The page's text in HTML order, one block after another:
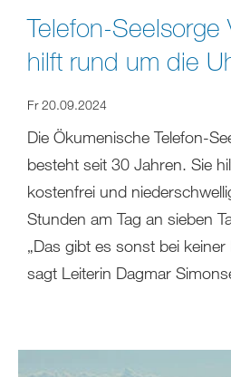
Telefon-Seelsorge
hilft rund um die
Fr 20.09.2024
Die Ökumenische Telefon-
besteht seit 30 Jahren. Sie
kostenfrei und
Stunden am Tag an sieben
„Das gibt es sonst bei keiner
sagt Leiterin Dagmar